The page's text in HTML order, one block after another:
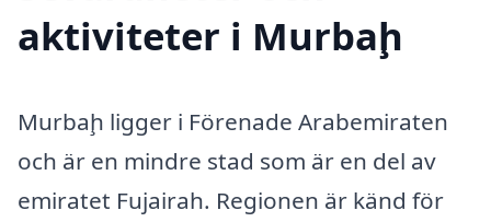
aktiviteter i Murbaḩ
Murbaḩ ligger i Förenade Arabemiraten
och är en mindre stad som är en del av
emiratet Fujairah. Regionen är känd för